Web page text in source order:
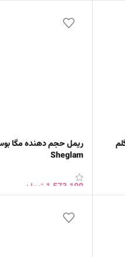
ریمل حجم دهنده مگا
Sheglam
1,573,100 تومان